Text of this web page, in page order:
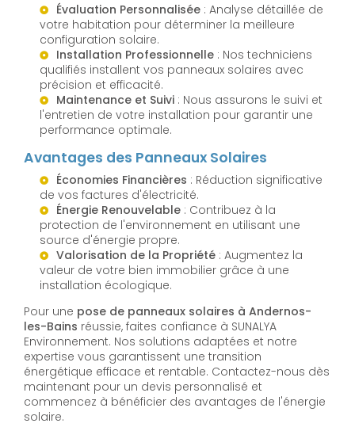
Évaluation Personnalisée : Analyse détaillée de
votre habitation pour déterminer la meilleure
configuration solaire.
Installation Professionnelle : Nos techniciens
qualifiés installent vos panneaux solaires avec
précision et efficacité.
Maintenance et Suivi : Nous assurons le suivi et
l'entretien de votre installation pour garantir une
performance optimale.
Avantages des Panneaux Solaires
Économies Financières : Réduction significative
de vos factures d'électricité.
Énergie Renouvelable : Contribuez à la
protection de l'environnement en utilisant une
source d'énergie propre.
Valorisation de la Propriété : Augmentez la
valeur de votre bien immobilier grâce à une
installation écologique.
Pour une pose de panneaux solaires à Andernos-
les-Bains réussie, faites confiance à SUNALYA
Environnement. Nos solutions adaptées et notre
expertise vous garantissent une transition
énergétique efficace et rentable. Contactez-nous dès
maintenant pour un devis personnalisé et
commencez à bénéficier des avantages de l'énergie
solaire.